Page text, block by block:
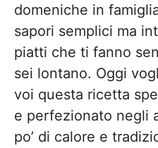
domeniche in
sapori semplici ma
piatti che ti fanno
sei lontano. Oggi
voi questa ricetta
e perfezionato negli
po’ di calore e